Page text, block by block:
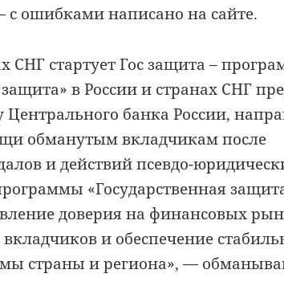
ошибками написано на сайте.
СНГ стартует Гос защита –
в России и странах СНГ
Центрального банка России,
обманутым вкладчикам после
и действий псевдо-
«Государственная
доверия на финансовых
и обеспечение
страны и региона», —